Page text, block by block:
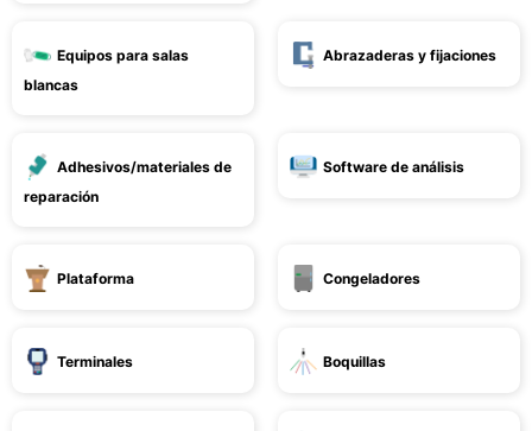
Equipos para salas
blancas
Abrazaderas y fijaciones
Adhesivos/materiales de
reparación
Software de análisis
Plataforma Congeladores
Terminales Boquillas